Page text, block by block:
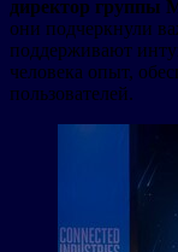
директор группы
они подчеркнули
поддерживают
человека опыт,
пользователей.